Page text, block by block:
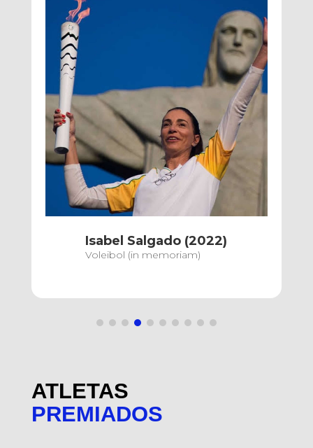
Isabel Salgado (2022)
Voleibol (in memoriam)
ATLETAS
PREMIADOS